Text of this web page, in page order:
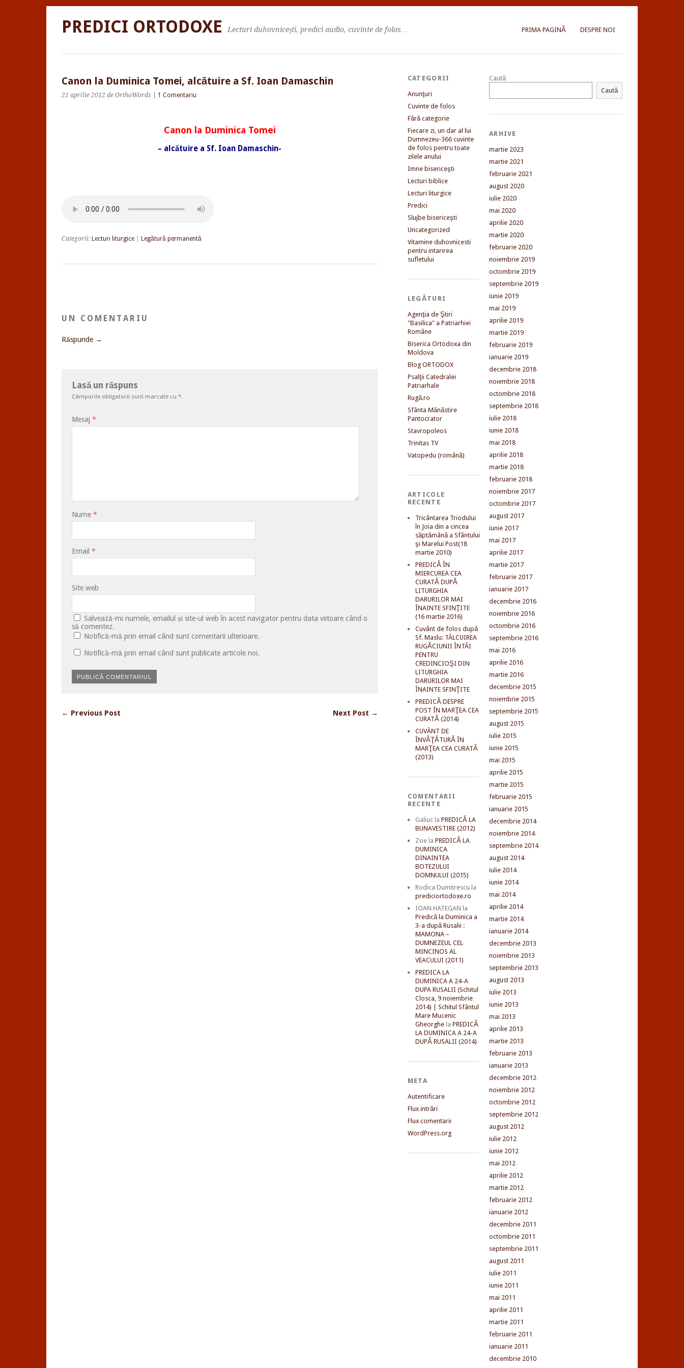
PRIMA PAGINĂ DESPRE NOI
PREDICI ORTODOXE Lecturi duhovniceşti, predici audio, cuvinte de folos…
Canon la Duminica Tomei, alcătuire a Sf. Ioan Damaschin
21 aprilie 2012 de OrthoWords 1 Comentariu
Canon la Duminica Tomei
– alcătuire a Sf. Ioan Damaschin-
Categorii: Lecturi liturgice Legătură permanentă
UN COMENTARIU
Răspunde →
Lasă un răspuns
Câmpurile obligatorii sunt marcate cu *.
Mesaj *
Nume *
Email *
Site web
Salvează-mi numele, emailul și site-ul web în acest navigator pentru data viitoare când o
să comentez.
Notifică-mă prin email când sunt comentarii ulterioare.
Notifică-mă prin email când sunt publicate articole noi.
← Previous Post Next Post →
CATEGORII
Anunţuri
Cuvinte de folos
Fără categorie
Fiecare zi, un dar al lui
Dumnezeu-366 cuvinte
de folos pentru toate
zilele anului
Imne bisericeşti
Lecturi biblice
Lecturi liturgice
Predici
Slujbe bisericeşti
Uncategorized
Vitamine duhovnicesti
pentru intarirea
sufletului
LEGĂTURI
Agenţia de Ştiri
"Basilica" a Patriarhiei
Române
Biserica Ortodoxa din
Moldova
Blog ORTODOX
Psalţii Catedralei
Patriarhale
Rugă.ro
Sfânta Mănăstire
Pantocrator
Stavropoleos
Trinitas TV
Vatopedu (română)
ARTICOLE
RECENTE
Tricântarea Triodului
în Joia din a cincea
săptămână a Sfântului
şi Marelui Post(18
martie 2010)
PREDICĂ ÎN
MIERCUREA CEA
CURATĂ DUPĂ
LITURGHIA
DARURILOR MAI
ÎNAINTE SFINŢITE
(16 martie 2016)
Cuvânt de folos după
Sf. Maslu: TÂLCUIREA
RUGĂCIUNII ÎNTÂI
PENTRU
CREDINCIOŞI DIN
LITURGHIA
DARURILOR MAI
ÎNAINTE SFINŢITE
PREDICĂ DESPRE
POST ÎN MARŢEA CEA
CURATĂ (2014)
CUVÂNT DE
ÎNVĂŢĂTURĂ ÎN
MARŢEA CEA CURATĂ
(2013)
COMENTARII
RECENTE
Galiucla PREDICĂ LA
BUNAVESTIRE (2012)
Zoela PREDICĂ LA
DUMINICA
DINAINTEA
BOTEZULUI
DOMNULUI (2015)
Rodica Dumitrescu la
prediciortodoxe.ro
IOAN HATEGAN la
Predică la Duminica a
3-a după Rusalii :
MAMONA –
DUMNEZEUL CEL
MINCINOS AL
VEACULUI (2011)
PREDICA LA
DUMINICA A 24-A
DUPA RUSALII (Schitul
Closca, 9 noiembrie
2014) | Schitul Sfântul
Mare Mucenic
Gheorghela PREDICĂ
LA DUMINICA A 24-A
DUPĂ RUSALII (2014)
META
Autentificare
Flux intrări
Flux comentarii
WordPress.org
Caută
Caută
ARHIVE
martie 2023
martie 2021
februarie 2021
august 2020
iulie 2020
mai 2020
aprilie 2020
martie 2020
februarie 2020
noiembrie 2019
octombrie 2019
septembrie 2019
iunie 2019
mai 2019
aprilie 2019
martie 2019
februarie 2019
ianuarie 2019
decembrie 2018
noiembrie 2018
octombrie 2018
septembrie 2018
iulie 2018
iunie 2018
mai 2018
aprilie 2018
martie 2018
februarie 2018
noiembrie 2017
octombrie 2017
august 2017
iunie 2017
mai 2017
aprilie 2017
martie 2017
februarie 2017
ianuarie 2017
decembrie 2016
noiembrie 2016
octombrie 2016
septembrie 2016
mai 2016
aprilie 2016
martie 2016
decembrie 2015
noiembrie 2015
septembrie 2015
august 2015
iulie 2015
iunie 2015
mai 2015
aprilie 2015
martie 2015
februarie 2015
ianuarie 2015
decembrie 2014
noiembrie 2014
septembrie 2014
august 2014
iulie 2014
iunie 2014
mai 2014
aprilie 2014
martie 2014
ianuarie 2014
decembrie 2013
noiembrie 2013
septembrie 2013
august 2013
iulie 2013
iunie 2013
mai 2013
aprilie 2013
martie 2013
februarie 2013
ianuarie 2013
decembrie 2012
noiembrie 2012
octombrie 2012
septembrie 2012
august 2012
iulie 2012
iunie 2012
mai 2012
aprilie 2012
martie 2012
februarie 2012
ianuarie 2012
decembrie 2011
octombrie 2011
septembrie 2011
august 2011
iulie 2011
iunie 2011
mai 2011
aprilie 2011
martie 2011
februarie 2011
ianuarie 2011
decembrie 2010